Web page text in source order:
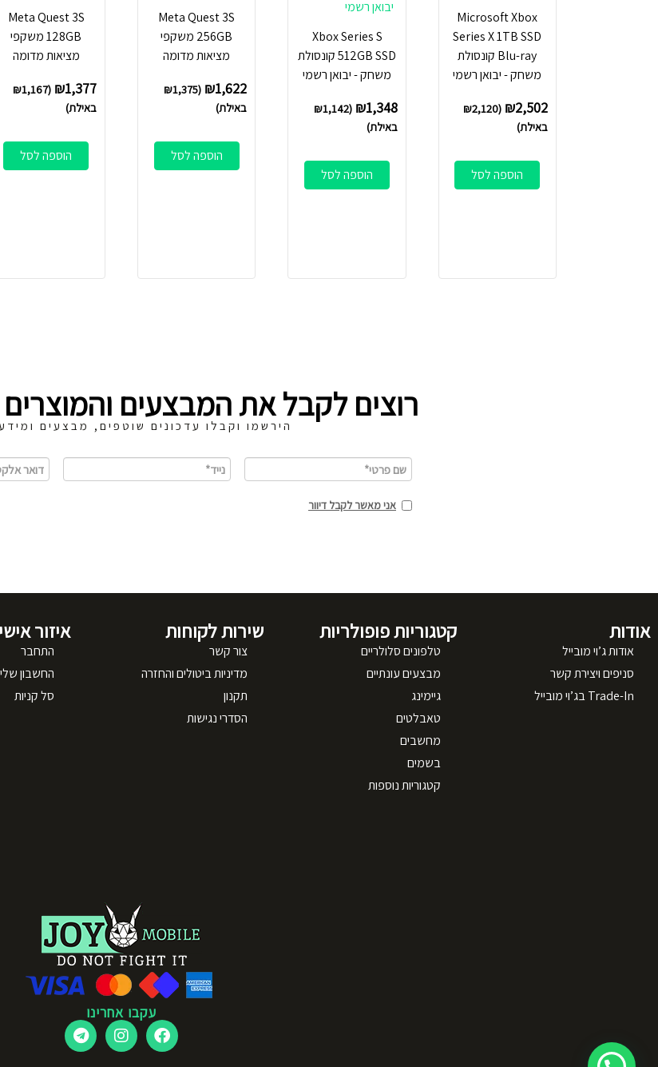
Microsoft Xbox
Series X 1TB SSD
Blu-ray קונסולת
משחק - יבואן רשמי
₪2,502
(
₪2,120
באילת)
הוספה לסל
Xbox Series S
512GB SSD קונסולת
משחק - יבואן רשמי
₪1,348
(
₪1,142
באילת)
הוספה לסל
Meta Quest 3S
256GB משקפי
מציאות מדומה
₪1,622
(
₪1,375
באילת)
הוספה לסל
Meta Quest 3S
128GB משקפי
מציאות מדומה
₪1,377
(
₪1,167
באילת)
הוספה לסל
רוצים לקבל את המבצעים
הירשמו וקבלו עדכונים שוטפים, מבצעים
אני מאשר לקבל דיוור
אודות
אודות ג’וי מובייל
סניפים ויצירת קשר
Trade-In בג’וי מובייל
קטגוריות פופולריות
טלפונים סלולריים
מבצעים עונתיים
גיימינג
טאבלטים
מחשבים
בשמים
קטגוריות נוספות
שירות לקוחות
צור קשר
מדיניות ביטולים והחזרה
תקנון
הסדרי נגישות
איזור אישי
התחבר
החשבון שלי
סל קניות
עקבו אחרינו